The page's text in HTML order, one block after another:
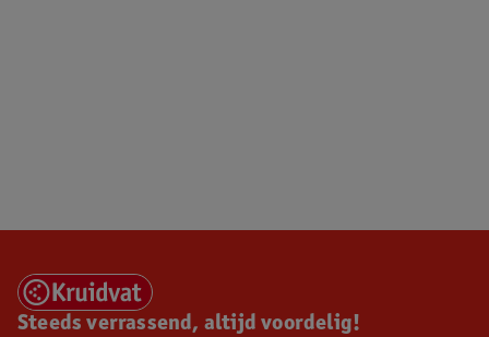
Steeds verrassend, altijd voordelig!